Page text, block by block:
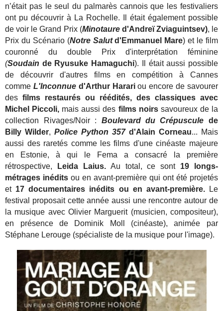
n’était pas le seul du palmarès cannois que les festivaliers
ont pu découvrir à La Rochelle. Il était également possible
de voir le Grand Prix (Minotaured'Andreï Zviaguintsev), le
Prix du Scénario (Notre Salutd'Emmanuel Mare) et le film
couronné du double Prix d'interprétation féminine
(Soudain de Ryusuke Hamaguchi). Il était aussi possible
de découvrir d'autres films en compétition à Cannes
comme L'Inconnued'Arthur Harariou encore de savourer
des films restaurés ou réédités, des classiques avec
Michel Piccoli, mais aussi des films noirssavoureux de la
collection Rivages/Noir : Boulevard du Crépuscule de
Billy Wilder,Police Python 357 d'Alain Corneau... Mais
aussi des raretés comme les films d'une cinéaste majeure
en Estonie, à qui le Fema a consacré la première
rétrospective,
Leida Laius.Au total, ce sont 19 longs-
métrages inéditsou en avant-première qui ont été projetés
et 17 documentaires inédits ou en avant-première.Le
festival proposait cette année aussi une rencontre autour de
la musique avec Olivier Marguerit (musicien, compositeur),
en présence de Dominik Moll (cinéaste), animée par
Stéphane Lerouge (spécialiste de la musique pour l'image).